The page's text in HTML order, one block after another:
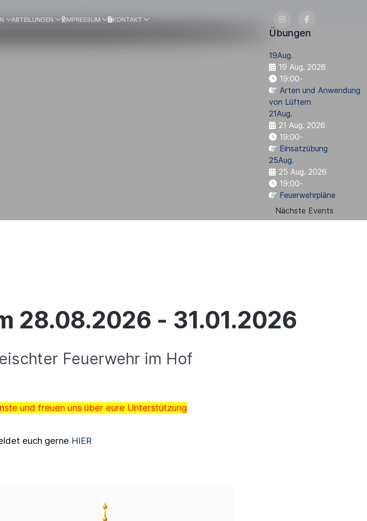
ABTEILUNGEN IMPRESSUM KONTAKT
Übungen
19Aug.
19 Aug. 2026
19:00-
Arten und Anwendung
von Lüftern
21Aug.
21 Aug. 2026
19:00-
Einsatzübung
25Aug.
25 Aug. 2026
19:00-
Feuerwehrpläne
Nächste Events
28.08.2026 - 31.01.2026
Feuerwehr im Hof
und freuen uns über eure Unterstützung
euch gerne HIER